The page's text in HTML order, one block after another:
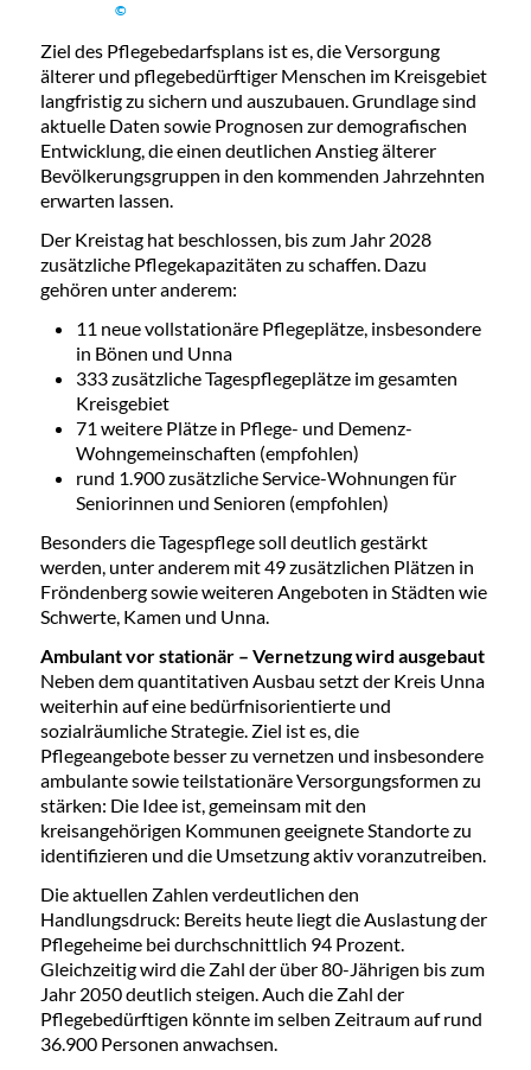
©
Ziel des Pflegebedarfsplans ist es, die Versorgung
älterer und pflegebedürftiger Menschen im Kreisgebiet
langfristig zu sichern und auszubauen. Grundlage sind
aktuelle Daten sowie Prognosen zur demografischen
Entwicklung, die einen deutlichen Anstieg älterer
Bevölkerungsgruppen in den kommenden Jahrzehnten
erwarten lassen.
Der Kreistag hat beschlossen, bis zum Jahr 2028
zusätzliche Pflegekapazitäten zu schaffen. Dazu
gehören unter anderem:
11 neue vollstationäre Pflegeplätze, insbesondere
in Bönen und Unna
333 zusätzliche Tagespflegeplätze im gesamten
Kreisgebiet
71 weitere Plätze in Pflege- und Demenz-
Wohngemeinschaften (empfohlen)
rund 1.900 zusätzliche Service-Wohnungen für
Seniorinnen und Senioren (empfohlen)
Besonders die Tagespflege soll deutlich gestärkt
werden, unter anderem mit 49 zusätzlichen Plätzen in
Fröndenberg sowie weiteren Angeboten in Städten wie
Schwerte, Kamen und Unna.
Ambulant vor stationär – Vernetzung wird ausgebaut
Neben dem quantitativen Ausbau setzt der Kreis Unna
weiterhin auf eine bedürfnisorientierte und
sozialräumliche Strategie. Ziel ist es, die
Pflegeangebote besser zu vernetzen und insbesondere
ambulante sowie teilstationäre Versorgungsformen zu
stärken: Die Idee ist, gemeinsam mit den
kreisangehörigen Kommunen geeignete Standorte zu
identifizieren und die Umsetzung aktiv voranzutreiben.
Die aktuellen Zahlen verdeutlichen den
Handlungsdruck: Bereits heute liegt die Auslastung der
Pflegeheime bei durchschnittlich 94 Prozent.
Gleichzeitig wird die Zahl der über 80-Jährigen bis zum
Jahr 2050 deutlich steigen. Auch die Zahl der
Pflegebedürftigen könnte im selben Zeitraum auf rund
36.900 Personen anwachsen.